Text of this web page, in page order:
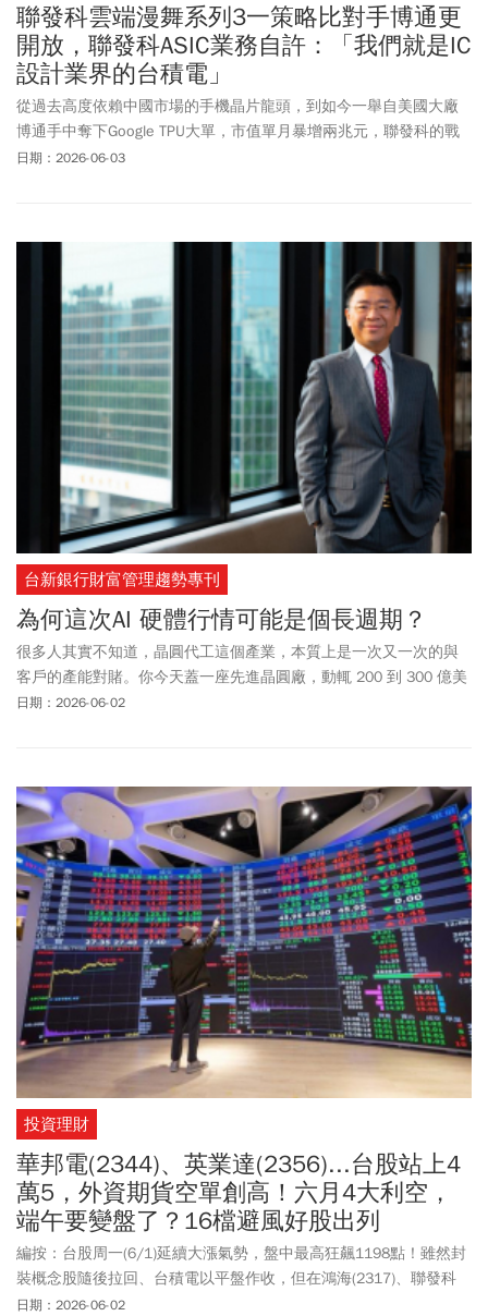
聯發科雲端漫舞系列3一策略比對手博通更
開放，聯發科ASIC業務自許：「我們就是IC
設計業界的台積電」
從過去高度依賴中國市場的手機晶片龍頭，到如今一舉自美國大廠
博通手中奪下Google TPU大單，市值單月暴增兩兆元，聯發科的戰
場，已從邊緣AI殺入雲端AI的核心，也完成自我蛻變與轉型。
日期：2026-06-03
台新銀行財富管理趨勢專刊
為何這次AI 硬體行情可能是個長週期？
很多人其實不知道，晶圓代工這個產業，本質上是一次又一次的與
客戶的產能對賭。你今天蓋一座先進晶圓廠，動輒 200 到 300 億美
元，不是明年就能回本，而是賭兩到四年後，市場還需要這些產
日期：2026-06-02
投資理財
華邦電(2344)、英業達(2356)...台股站上4
萬5，外資期貨空單創高！六月4大利空，
端午要變盤了？16檔避風好股出列
編按：台股周一(6/1)延續大漲氣勢，盤中最高狂飆1198點！雖然封
裝概念股隨後拉回、台積電以平盤作收，但在鴻海(2317)、聯發科
(2454)撐盤，以及AI伺服器四雄——廣達(2382)、緯創(3231)、華碩
日期：2026-06-02